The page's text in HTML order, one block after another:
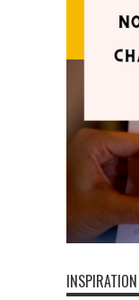
INSPIRATION